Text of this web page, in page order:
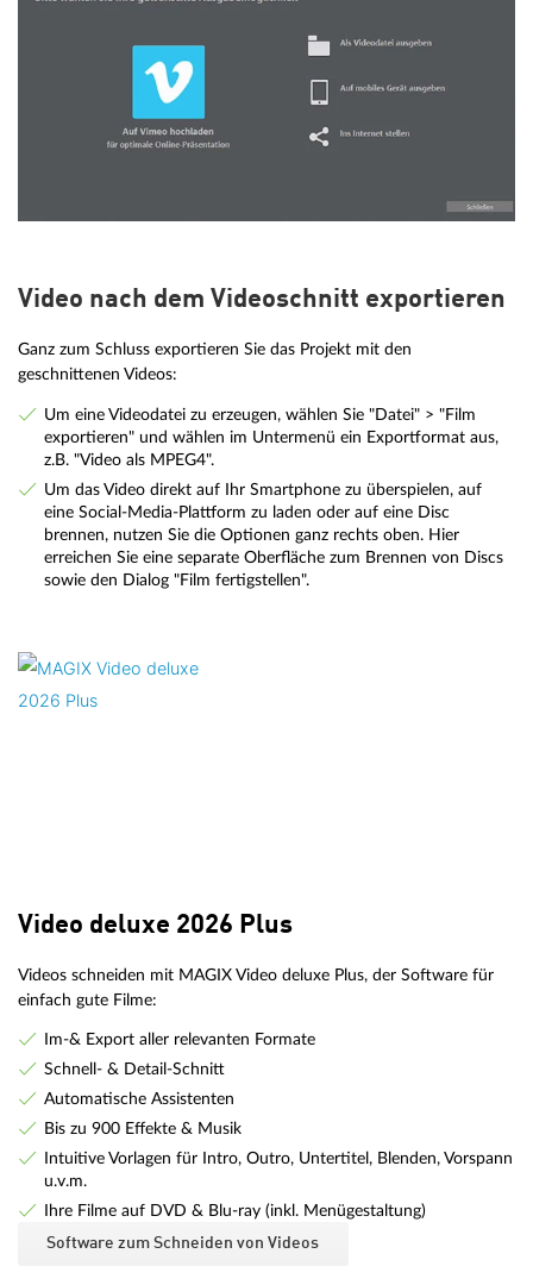
Video nach dem Videoschnitt exportieren
Ganz zum Schluss exportieren Sie das Projekt mit den
geschnittenen Videos:
Um eine Videodatei zu erzeugen, wählen Sie "Datei" > "Film
exportieren" und wählen im Untermenü ein Exportformat aus,
z.B. "Video als MPEG4".
Um das Video direkt auf Ihr Smartphone zu überspielen, auf
eine Social-Media-Plattform zu laden oder auf eine Disc
brennen, nutzen Sie die Optionen ganz rechts oben. Hier
erreichen Sie eine separate Oberfläche zum Brennen von Discs
sowie den Dialog "Film fertigstellen".
Video deluxe 2026 Plus
Videos schneiden mit MAGIX Video deluxe Plus, der Software für
einfach gute Filme:
Im-& Export aller relevanten Formate
Schnell- & Detail-Schnitt
Automatische Assistenten
Bis zu 900 Effekte & Musik
Intuitive Vorlagen für Intro, Outro, Untertitel, Blenden, Vorspann
u.v.m.
Ihre Filme auf DVD & Blu-ray (inkl. Menügestaltung)
Software zum Schneiden von Videos